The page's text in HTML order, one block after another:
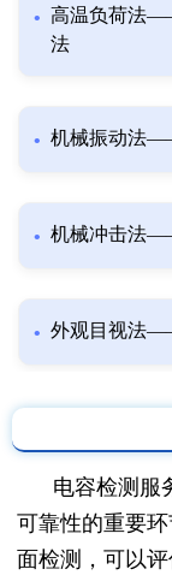
高温负荷法
法
机械振动法
机械冲击法
外观目视法
电容检测服
可靠性的重要
面检测，可以